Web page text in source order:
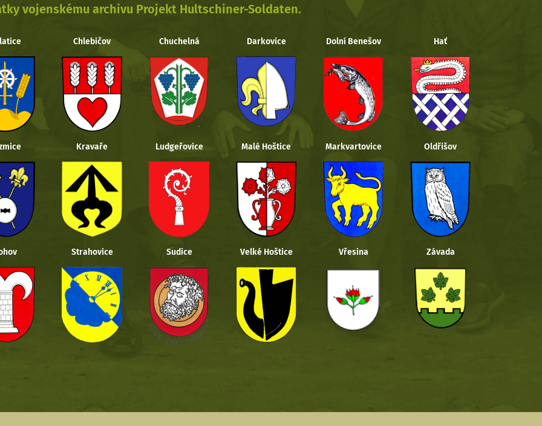
vojenskému archivu Projekt Hultschiner-Soldaten.
Chlebičov Chuchelná Darkovice Dolní Benešov Hať
Kravaře Ludgeřovice Malé Hoštice Markvartovice Oldřišov
Strahovice Sudice Velké Hoštice Vřesina Závada